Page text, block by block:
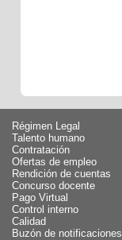
Régimen Legal
Talento humano
Contratación
Ofertas de empleo
Rendición de cuentas
Concurso docente
Pago Virtual
Control interno
Calidad
Buzón de notificaciones